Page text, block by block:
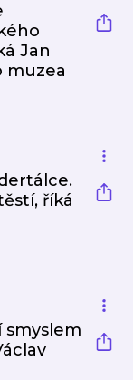
Jan
muzea
říká
smyslem